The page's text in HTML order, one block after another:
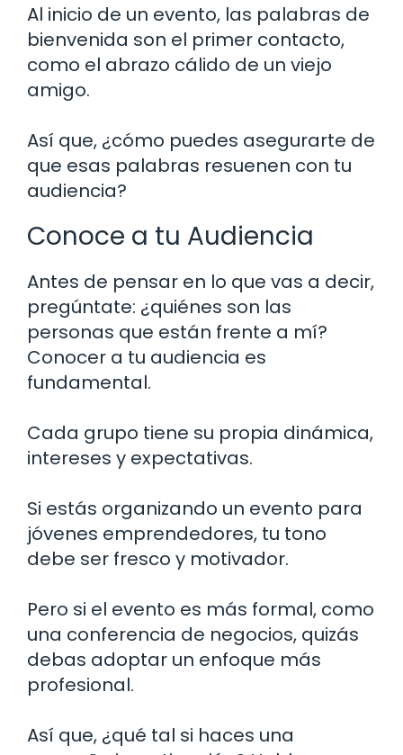
Al inicio de un evento, las palabras de
bienvenida son el primer contacto,
como el abrazo cálido de un viejo
amigo.
Así que, ¿cómo puedes asegurarte de
que esas palabras resuenen con tu
audiencia?
Conoce a tu Audiencia
Antes de pensar en lo que vas a decir,
pregúntate: ¿quiénes son las
personas que están frente a mí?
Conocer a tu audiencia es
fundamental.
Cada grupo tiene su propia dinámica,
intereses y expectativas.
Si estás organizando un evento para
jóvenes emprendedores, tu tono
debe ser fresco y motivador.
Pero si el evento es más formal, como
una conferencia de negocios, quizás
debas adoptar un enfoque más
profesional.
Así que, ¿qué tal si haces una